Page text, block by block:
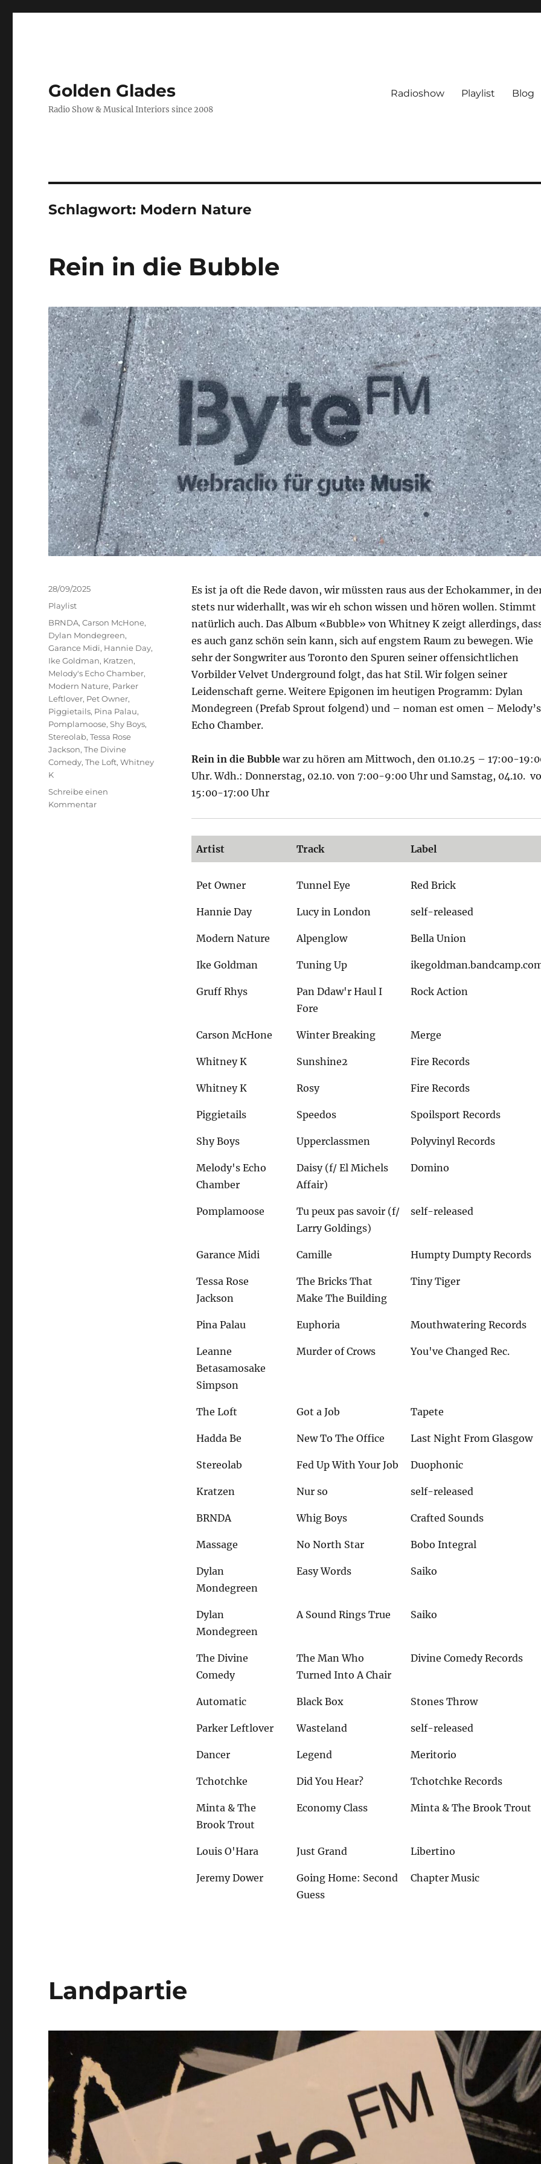
Golden Glades
Radio Show & Musical Interiors since 2008
Radioshow Playlist Blog
Schlagwort: Modern Nature
Rein in die Bubble
Es ist ja oft die Rede davon, wir müssten raus aus der Echokammer, in
stets nur widerhallt, was wir eh schon wissen und hören wollen. Stimmt
natürlich auch. Das Album «Bubble» von Whitney K zeigt allerdings,
es auch ganz schön sein kann, sich auf engstem Raum zu bewegen. Wie
sehr der Songwriter aus Toronto den Spuren seiner offensichtlichen
Vorbilder Velvet Underground folgt, das hat Stil. Wir folgen seiner
Leidenschaft gerne. Weitere Epigonen im heutigen Programm: Dylan
Mondegreen (Prefab Sprout folgend) und – noman est omen – Melody’s
Echo Chamber.
Rein in die Bubblewar zu hören am Mittwoch, den 01.10.25 – 17:00-
Uhr. Wdh.: Donnerstag, 02.10. von 7:00-9:00 Uhr und Samstag, 04.10.
15:00-17:00 Uhr
Artist Track Label
Pet Owner Tunnel Eye Red Brick
Hannie Day Lucy in London self-released
Modern Nature Alpenglow Bella Union
Ike Goldman Tuning Up
Gruff Rhys
Pan Ddaw'r Haul I
Fore
Rock Action
Carson McHone Winter Breaking Merge
Whitney K Sunshine2 Fire Records
Whitney K Rosy Fire Records
Piggietails Speedos Spoilsport Records
Shy Boys Upperclassmen Polyvinyl Records
Melody's Echo
Chamber
Daisy (f/ El Michels
Affair)
Domino
Pomplamoose
Tu peux pas savoir (f/
Larry Goldings)
self-released
Garance Midi Camille Humpty Dumpty Records
Tessa Rose
Jackson
The Bricks That
Make The Building
Tiny Tiger
Pina Palau Euphoria Mouthwatering Records
Leanne
Betasamosake
Simpson
Murder of Crows You've Changed Rec.
The Loft Got a Job Tapete
Hadda Be New To The Office Last Night From Glasgow
Stereolab Fed Up With Your Job Duophonic
Kratzen Nur so self-released
BRNDA Whig Boys Crafted Sounds
Massage No North Star Bobo Integral
Dylan
Mondegreen
Easy Words Saiko
Dylan
Mondegreen
A Sound Rings True Saiko
The Divine
Comedy
The Man Who
Turned Into A Chair
Divine Comedy Records
Automatic Black Box Stones Throw
Parker Leftlover Wasteland self-released
Dancer Legend Meritorio
Tchotchke Did You Hear? Tchotchke Records
Minta & The
Brook Trout
Economy Class Minta & The Brook Trout
Louis O'Hara Just Grand Libertino
Jeremy Dower
Going Home: Second
Guess
Chapter Music
Veröffentlicht
am
28/09/2025
Kategorien
Playlist
Schlagwörter
BRNDA,Carson McHone,
Dylan Mondegreen,
Garance Midi, Hannie Day,
Ike Goldman, Kratzen,
Melody's Echo Chamber,
Modern Nature, Parker
Leftlover, Pet Owner,
Piggietails, Pina Palau,
Pomplamoose,Shy Boys,
Stereolab,Tessa Rose
Jackson,The Divine
Comedy,The Loft,Whitney
K
Schreibe einen
Kommentarzu
Landpartie